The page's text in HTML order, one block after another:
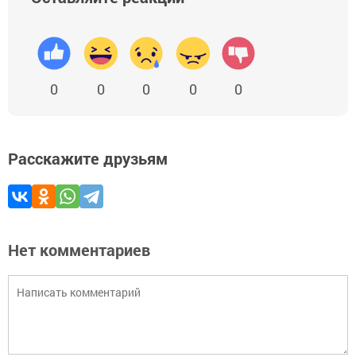
0 0 0 0 0
Расскажите друзьям
Нет комментариев